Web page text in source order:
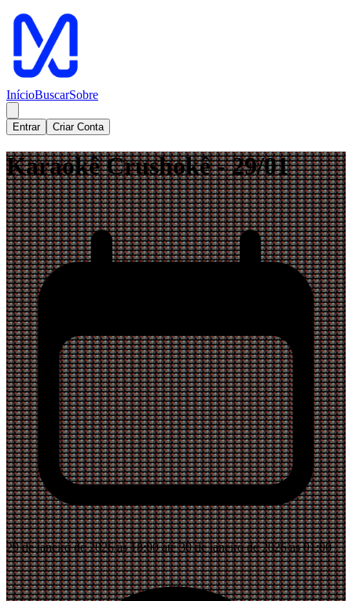
InícioBuscarSobre
Entrar Criar Conta
Karaokê Crushokê - 29/01
29 de janeiro de 2026 às 18:00 até 30 de janeiro de 2026 às 01:00